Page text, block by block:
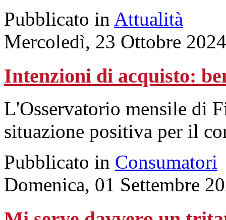
Pubblicato in Attualità
Mercoledì, 23 Ottobre
Intenzioni di acquisto:
L'Osservatorio mensile di
situazione positiva per il
Pubblicato in Consumatori
Domenica, 01 Settembre